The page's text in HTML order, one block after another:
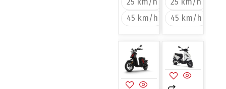
45 km/h
45 km/h